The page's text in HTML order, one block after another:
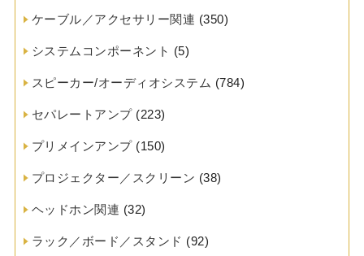
ケーブル／アクセサリー関連 (350)
システムコンポーネント (5)
スピーカー/オーディオシステム (784)
セパレートアンプ(223)
プリメインアンプ(150)
プロジェクター／スクリーン (38)
ヘッドホン関連 (32)
ラック／ボード／スタンド (92)